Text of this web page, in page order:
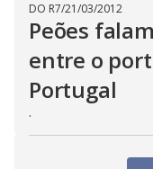
DO R7/21/03/2012
Peões
entre o
Portugal
.